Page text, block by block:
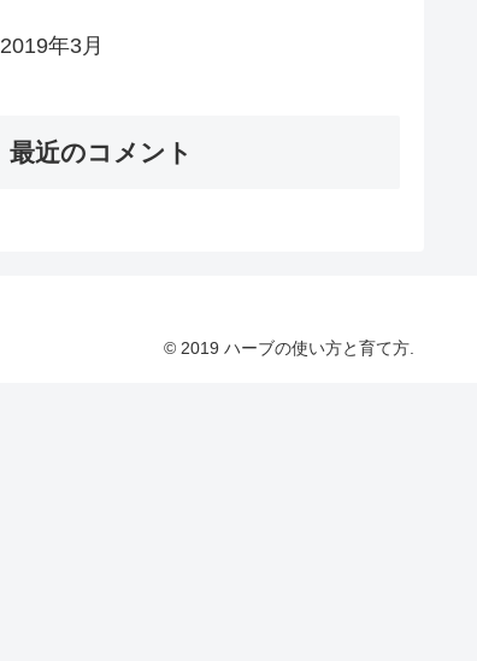
2019年3月
最近のコメント
© 2019 ハーブの使い方と育て方.